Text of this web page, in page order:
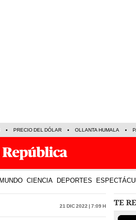
PRECIO DEL DÓLAR OLLANTA HUMALA
MUNDO CIENCIA DEPORTES
21 Dic 2022 | 7:09 h TE